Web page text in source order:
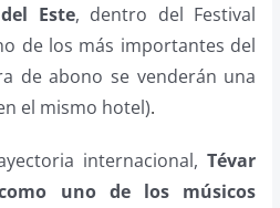
Este, dentro del Festival
de los más importantes del
de abono se venderán una
el mismo hotel).
internacional,Tévar
uno de los músicos